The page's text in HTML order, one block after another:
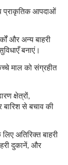
प्राकृतिक आपदाओं
और अन्य बाहरी
बनाएं।
माल को संग्रहीत
क्षेत्रों,
बारिश से बचाव की
अतिरिक्त बाहरी
दुकानें, और